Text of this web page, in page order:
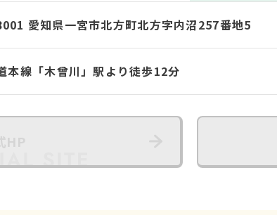
愛知県一宮市北方町北方字内沼257番地5
本線「木曾川」駅より徒歩12分